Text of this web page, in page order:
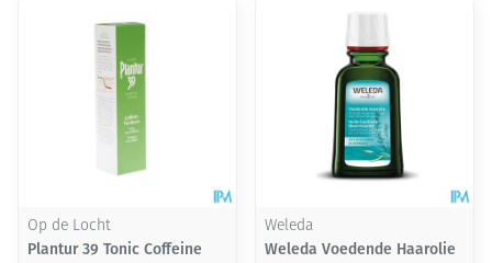
Op de Locht
Plantur 39 Tonic Coffeine
Weleda
Weleda Voedende Haarolie